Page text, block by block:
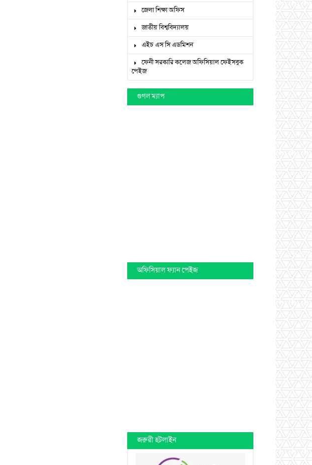
জেলা শিক্ষা অফিস
জাতীয় বিশ্ববিদ্যালয়
এইচ এস সি এডমিশন
ফেনী সরকারি কলেজ অফিসিয়াল ফেইসবুক
পেইজ
গুগল ম্যাপ
অফিসিয়াল ফ্যান পেইজ
জরুরী হটলাইন